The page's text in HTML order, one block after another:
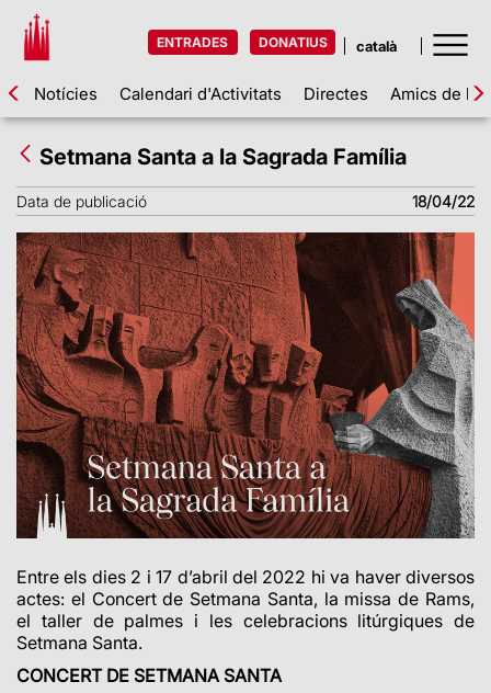
ENTRADES DONATIUS
Notícies Calendari d'Activitats Directes Amics de la
Setmana Santa a la Sagrada Família
Data de publicació 18/04/22
Entre els dies 2 i 17 d’abril del 2022 hi va haver diversos
actes: el Concert de Setmana Santa, la missa de Rams,
el taller de palmes i les celebracions litúrgiques de
Setmana Santa.
CONCERT DE SETMANA SANTA